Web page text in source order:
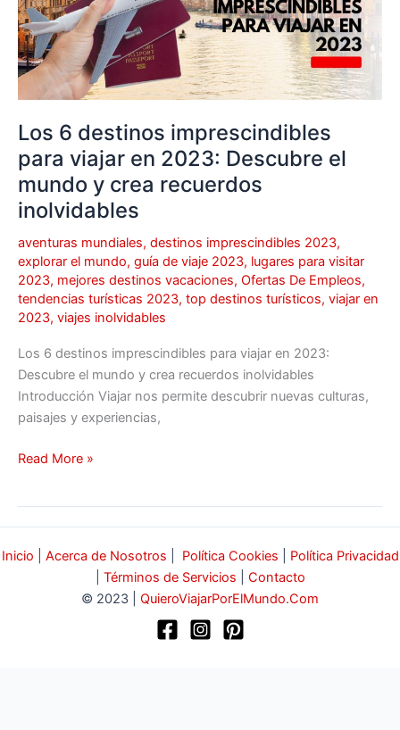
Los 6 destinos imprescindibles
para viajar en 2023: Descubre el
mundo y crea recuerdos
inolvidables
aventuras mundiales, destinos imprescindibles 2023,
explorar el mundo, guía de viaje 2023, lugares para visitar
2023, mejores destinos vacaciones, Ofertas De Empleos,
tendencias turísticas 2023, top destinos turísticos, viajar en
2023, viajes inolvidables
Los 6 destinos imprescindibles para viajar en 2023:
Descubre el mundo y crea recuerdos inolvidables
Introducción Viajar nos permite descubrir nuevas culturas,
paisajes y experiencias,
viajar
en
2023:
Descubre
el
y
crea
recuerdos
inolvidables
Read More »
Inicio Acerca de Nosotros Política Cookies
Política Privacidad
Términos de Servicios
Contacto
© 2023 | QuieroViajarPorElMundo.Com